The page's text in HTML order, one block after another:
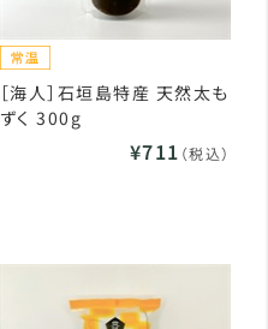
［海人］石垣島特産 天然太も
ずく 300g
¥711 （税込）